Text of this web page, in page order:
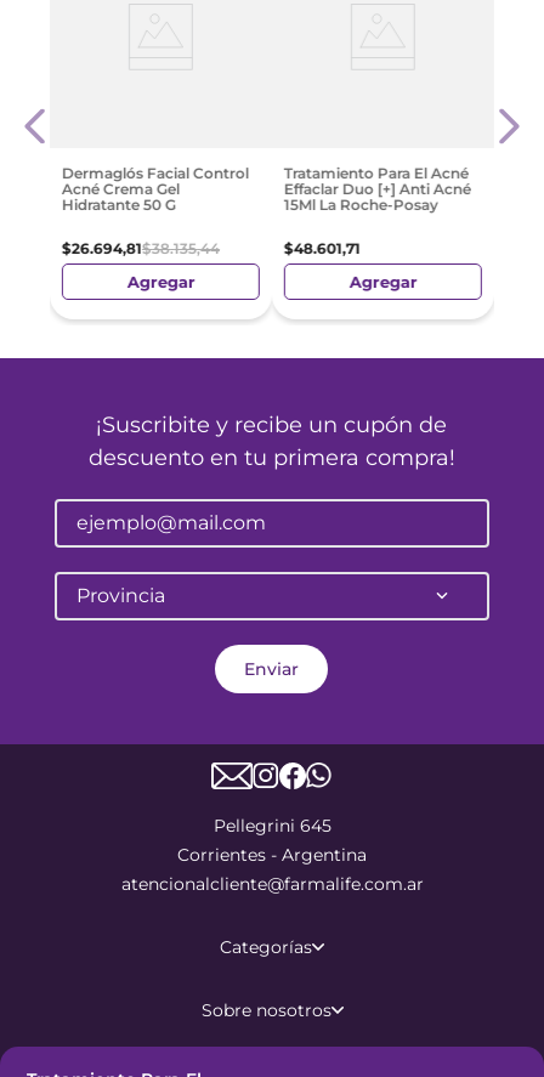
Dermaglós Facial Control
Acné Crema Gel
Hidratante 50 G
$26.694,81$38.135,44
Agregar
Tratamiento Para El Acné
Effaclar Duo [+] Anti Acné
15Ml La Roche-Posay
$48.601,71
Agregar
¡Suscribite y recibe un cupón de
descuento en tu primera compra!
Provincia
Enviar
Pellegrini 645
Corrientes - Argentina
atencionalcliente@farmalife.com.ar
Categorías
Sobre nosotros